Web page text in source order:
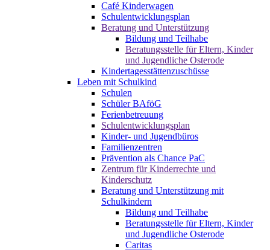
Café Kinderwagen
Schulentwicklungsplan
Beratung und Unterstützung
Bildung und Teilhabe
Beratungsstelle für Eltern, Kinder
und Jugendliche Osterode
Kindertagesstättenzuschüsse
Leben mit Schulkind
Schulen
Schüler BAföG
Ferienbetreuung
Schulentwicklungsplan
Kinder- und Jugendbüros
Familienzentren
Prävention als Chance PaC
Zentrum für Kinderrechte und
Kinderschutz
Beratung und Unterstützung mit
Schulkindern
Bildung und Teilhabe
Beratungsstelle für Eltern, Kinder
und Jugendliche Osterode
Caritas